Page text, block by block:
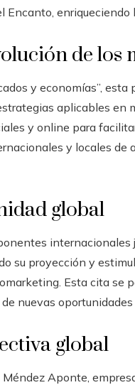
de los
y economías”,
aplicables en
y online para
y locales de
global
internacionales
su proyección y
Esta cita se
nuevas
global
Aponte,